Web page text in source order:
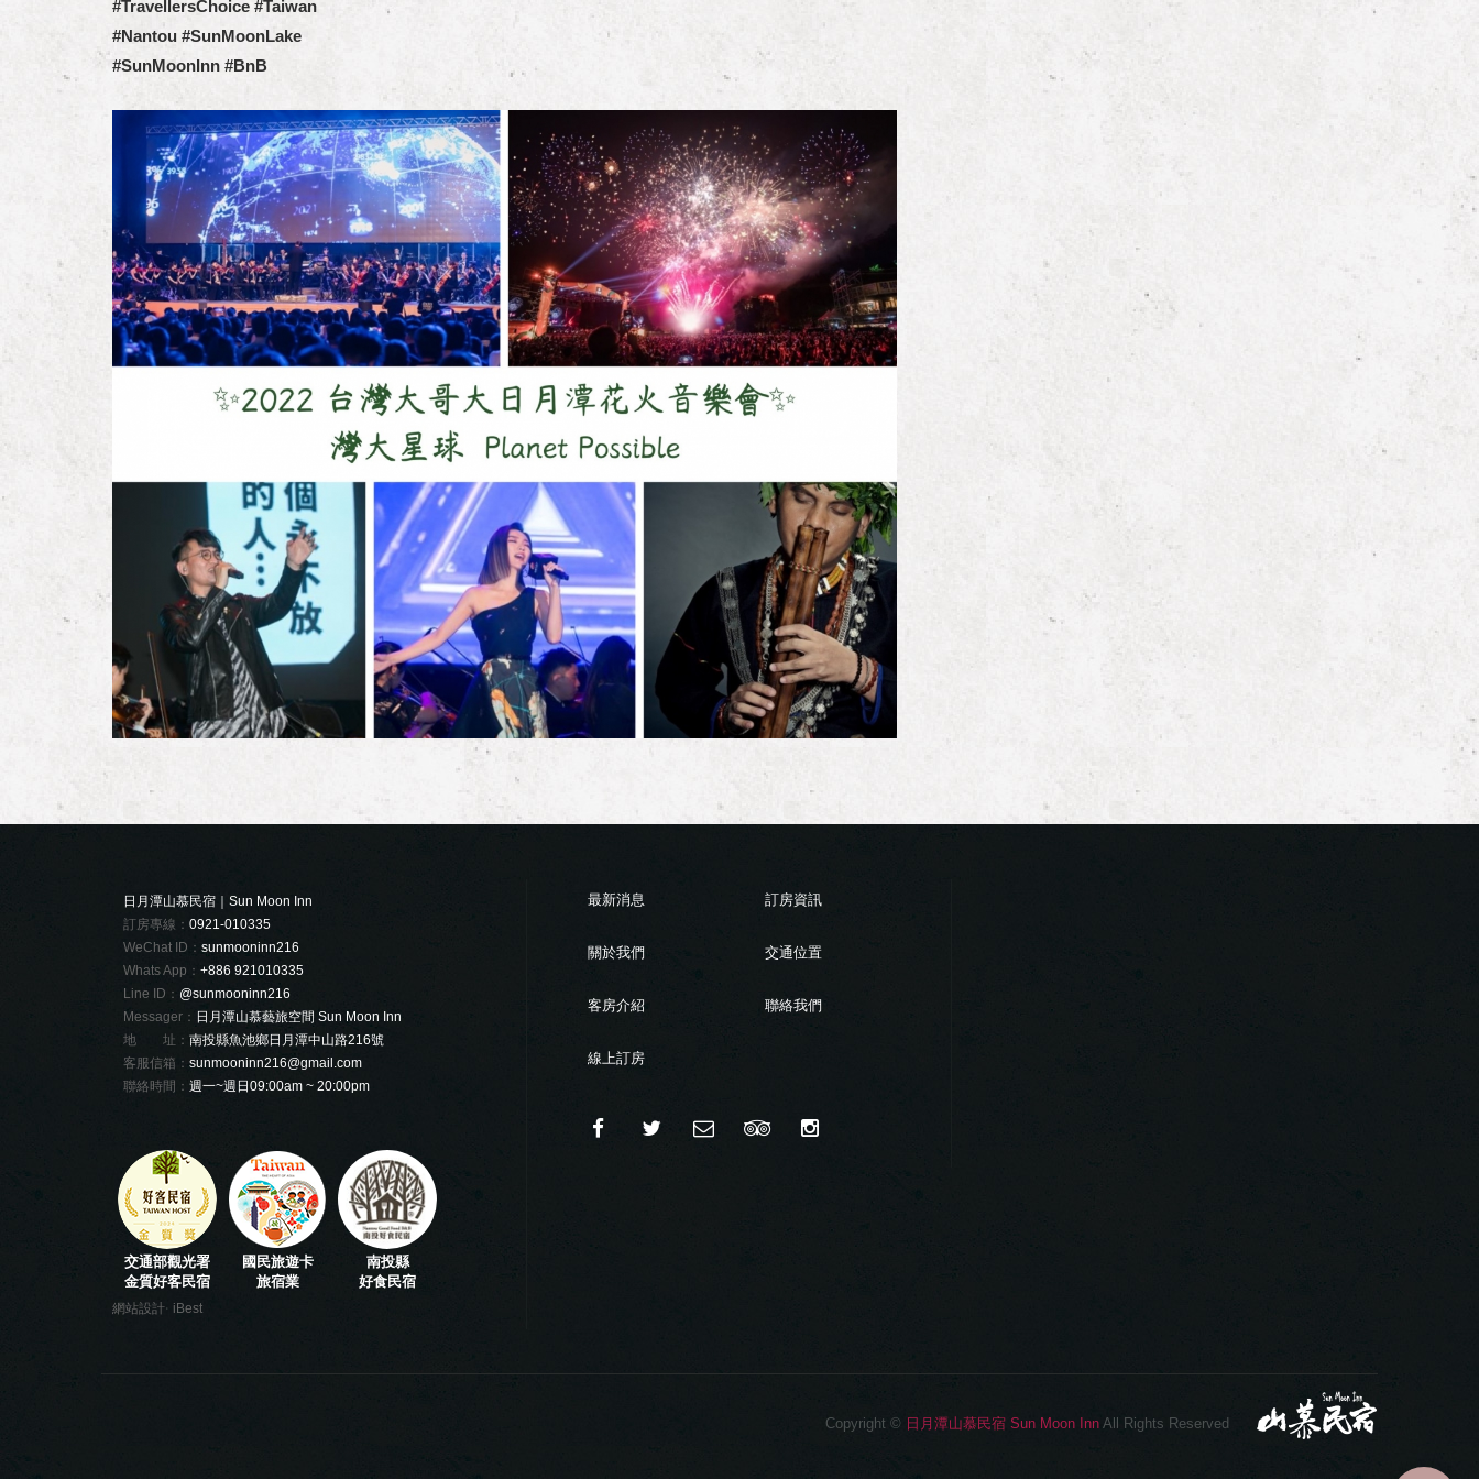
#TravellersChoice #Taiwan
#Nantou #SunMoonLake
#SunMoonInn #BnB
日月潭山慕民宿｜Sun Moon Inn
訂房專線： 0921-010335
WeChat ID： sunmooninn216
Whats App： +886 921010335
Line ID： @sunmooninn216
Messager： 日月潭山慕藝旅空間 Sun Moon Inn
地 址： 南投縣魚池鄉日月潭中山路216號
客服信箱： sunmooninn216@gmail.com
聯絡時間： 週一~週日09:00am ~ 20:00pm
交通部觀光署
金質好客民宿
國民旅遊卡
旅宿業
南投縣
好食民宿
網站設計‧ iBest
最新消息 訂房資訊
關於我們 交通位置
客房介紹 聯絡我們
線上訂房
Copyright © 日月潭山慕民宿 Sun Moon Inn All Rights Reserved